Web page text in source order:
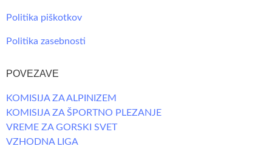
Politika piškotkov
Politika zasebnosti
POVEZAVE
KOMISIJA ZA ALPINIZEM
KOMISIJA ZA ŠPORTNO PLEZANJE
VREME ZA GORSKI SVET
VZHODNA LIGA